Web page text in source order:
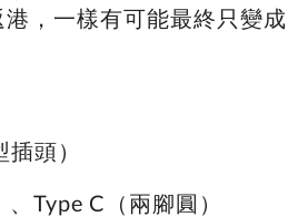
，一樣有可能最終只變成
頭）
Type C（兩腳圓）